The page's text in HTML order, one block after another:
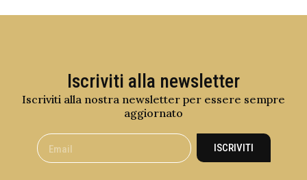
Iscriviti alla newsletter
Iscriviti alla nostra newsletter per essere sempre
aggiornato
ISCRIVITI